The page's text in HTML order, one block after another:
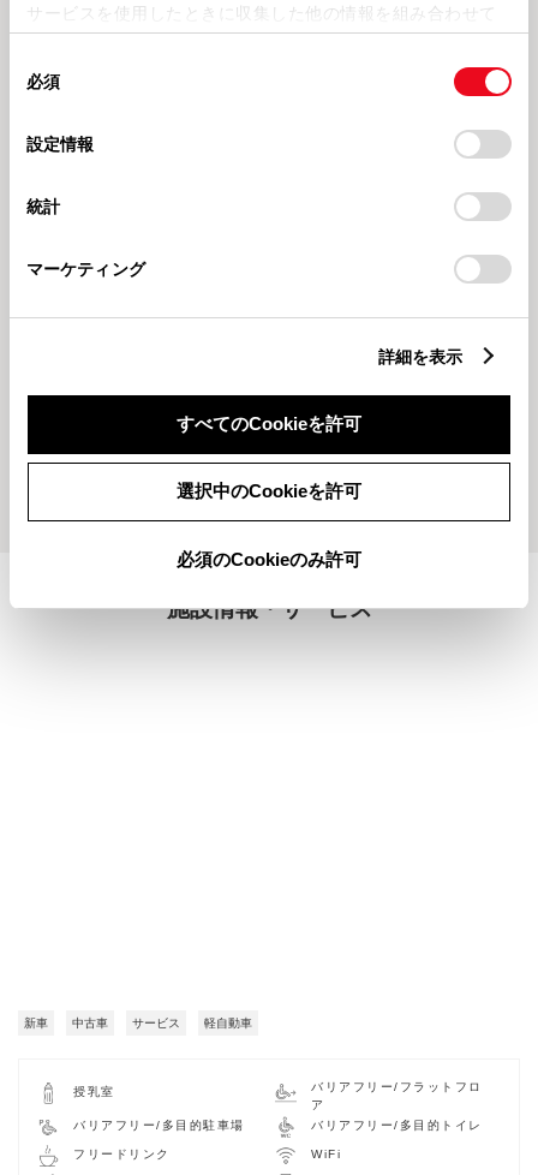
サービスを使用したときに収集した他の情報を組み合わせて
使用することがあります。当ウェブサイトの使用を続行する
デバイスにすべてのCookie(クッキー)が保存されることに同
意したことになります。Cookie(クッキー)のオプトアウト、
設定の変更、同意を撤回したりするにあたっては、当社の
「Cookie（クッキー）情報の取り扱いについて
」をご覧くだ
必須
設定情報
統計
マーケティング
詳細を表示
すべてのCookieを許可
選択中のCookieを許可
必須のCookieのみ許可
2026630
🏆
施設情報・サービス
新車 中古車 サービス 軽自動車
授乳室
バリアフリー/フラットフロ
ア
バリアフリー/多目的駐車場
バリアフリー/多目的トイレ
フリードリンク WiFi